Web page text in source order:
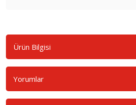
Ürün Bilgisi
Yorumlar